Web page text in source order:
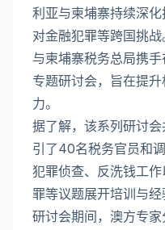
利亚与柬埔寨持续深
对金融犯罪等跨国挑
与柬埔寨税务总局携
专题研讨会，旨在提
力。
据了解，该系列研讨
引了40名税务官员和
犯罪侦查、反洗钱工
罪等议题展开培训与经
研讨会期间，澳方专